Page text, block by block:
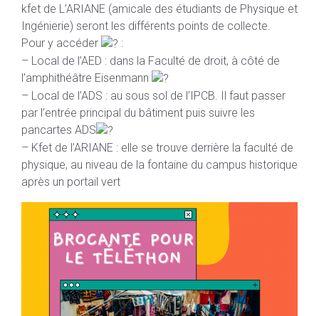
kfet de L’ARIANE (amicale des étudiants de Physique et
Ingénierie) seront les différents points de collecte.
Pour y accéder
:
– Local de l’AED : dans la Faculté de droit, à côté de
l’amphithéâtre Eisenmann
– Local de l’ADS : au sous sol de l’IPCB. Il faut passer
par l’entrée principal du bâtiment puis suivre les
pancartes ADS
– Kfet de l’ARIANE : elle se trouve derrière la faculté de
physique, au niveau de la fontaine du campus historique
après un portail vert